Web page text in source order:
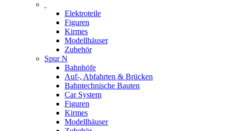
Elektroteile
Figuren
Kirmes
Modellhäuser
Zubehör
Spur N
Bahnhöfe
Auf-, Abfahrten & Brücken
Bahntechnische Bauten
Car System
Figuren
Kirmes
Modellhäuser